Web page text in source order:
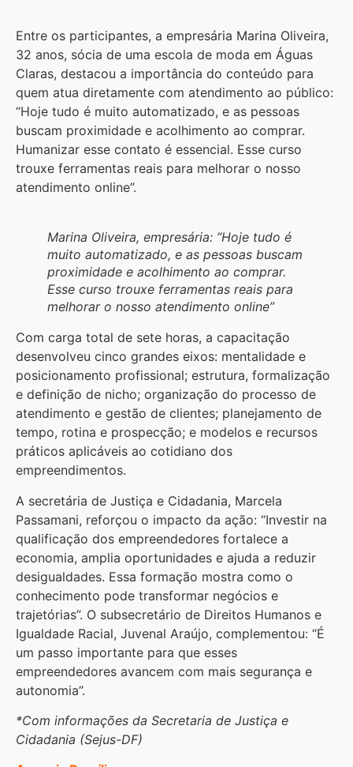
Entre os participantes, a empresária Marina Oliveira,
32 anos, sócia de uma escola de moda em Águas
Claras, destacou a importância do conteúdo para
quem atua diretamente com atendimento ao público:
“Hoje tudo é muito automatizado, e as pessoas
buscam proximidade e acolhimento ao comprar.
Humanizar esse contato é essencial. Esse curso
trouxe ferramentas reais para melhorar o nosso
atendimento online”.
Marina Oliveira, empresária: “Hoje tudo é
muito automatizado, e as pessoas buscam
proximidade e acolhimento ao comprar.
Esse curso trouxe ferramentas reais para
melhorar o nosso atendimento online”
Com carga total de sete horas, a capacitação
desenvolveu cinco grandes eixos: mentalidade e
posicionamento profissional; estrutura, formalização
e definição de nicho; organização do processo de
atendimento e gestão de clientes; planejamento de
tempo, rotina e prospecção; e modelos e recursos
práticos aplicáveis ao cotidiano dos
empreendimentos.
A secretária de Justiça e Cidadania, Marcela
Passamani, reforçou o impacto da ação: “Investir na
qualificação dos empreendedores fortalece a
economia, amplia oportunidades e ajuda a reduzir
desigualdades. Essa formação mostra como o
conhecimento pode transformar negócios e
trajetórias”. O subsecretário de Direitos Humanos e
Igualdade Racial, Juvenal Araújo, complementou: “É
um passo importante para que esses
empreendedores avancem com mais segurança e
autonomia”.
*Com informações da Secretaria de Justiça e
Cidadania (Sejus-DF)